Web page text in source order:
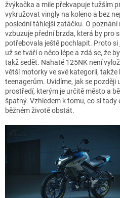
žvýkačka a mile překvapuje tužším
vykružovat vingly na koleno a bez
poslední táhlejší zatáčku. O poznání
vzbuzuje přední brzda, která by pro
potřebovala ještě pochlapit. Proto si
už se tváří o něco lépe a zdá se, že
takž sedět. Nahaté 125NK není
větší motorky ve své kategorii,
teenagerům. Uvidíme, jak se později
prostředí, kterým je určitě město a
špatný. Vzhledem k tomu, co si
běžném životě obstát.